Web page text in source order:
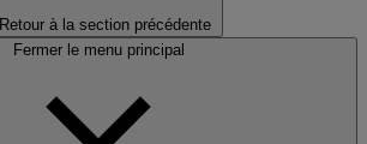
Retour à la section précédente
Fermer le menu principal